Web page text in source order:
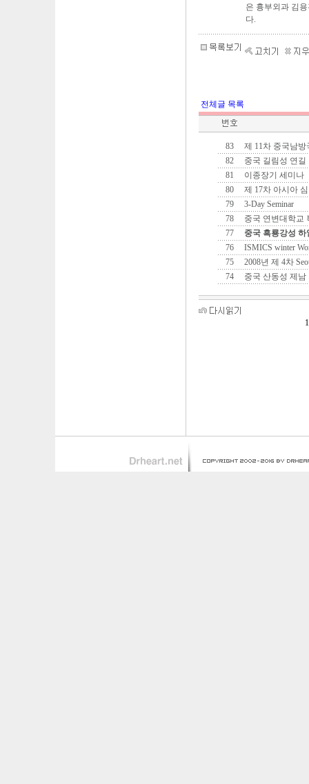
은 흉부외과 김
다.
전체글 목록
83
제 11차 중국남
82
중국 길림성 연
81
이종장기 세미나
80
제 17차 아시아
79
3-Day Seminar
78
중국 연변대학교
77
중국 흑룡강성
76
ISMICS winter
75
2008년 제 4차
74
중국 산동성 제
1